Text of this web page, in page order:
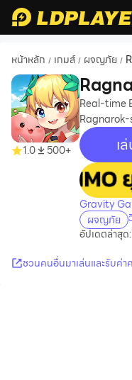
หน้าหลัก / เกมส์ / ผจญภัย /
1.0 500+
Real-time
เ
Gravity
ผจญภัย
อัปเดตล่าสุ
ชวนคนอื่นมาเล่นและรับค่